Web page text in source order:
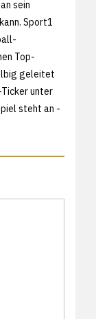
sein
Sport1
Top-
geleitet
unter
steht an -